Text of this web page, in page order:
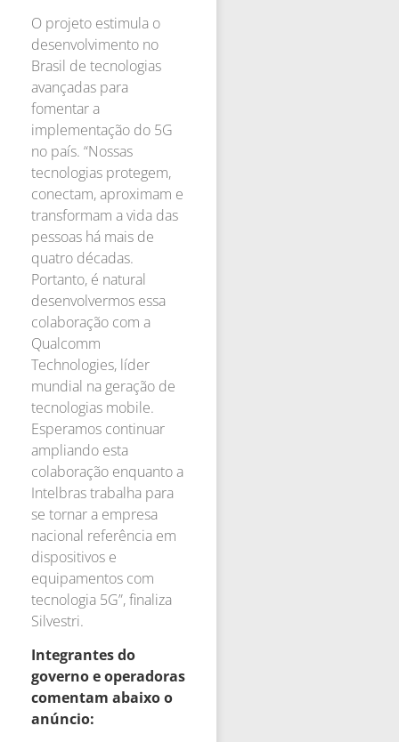
O projeto estimula o
desenvolvimento no
Brasil de tecnologias
avançadas para
fomentar a
implementação do 5G
no país. “Nossas
tecnologias protegem,
conectam, aproximam e
transformam a vida das
pessoas há mais de
quatro décadas.
Portanto, é natural
desenvolvermos essa
colaboração com a
Qualcomm
Technologies, líder
mundial na geração de
tecnologias mobile.
Esperamos continuar
ampliando esta
colaboração enquanto a
Intelbras trabalha para
se tornar a empresa
nacional referência em
dispositivos e
equipamentos com
tecnologia 5G”, finaliza
Silvestri.
Integrantes do
governo e operadoras
comentam abaixo o
anúncio: